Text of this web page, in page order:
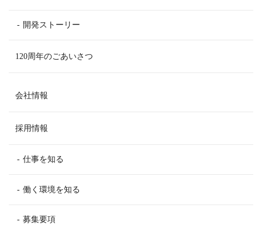
開発ストーリー
120周年のごあいさつ
会社情報
採用情報
仕事を知る
働く環境を知る
募集要項